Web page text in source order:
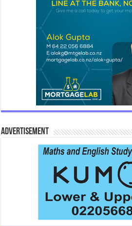
Advertisement